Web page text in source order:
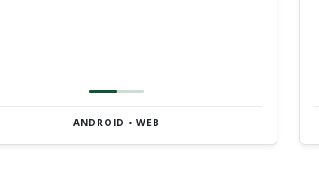
ANDROID • WEB